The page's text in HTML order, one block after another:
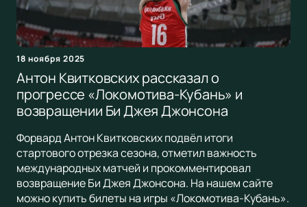
18 ноября 2025
Антон Квитковских рассказал о
прогрессе «Локомотива-Кубань» и
возвращении Би Джея Джонсона
Форвард Антон Квитковских подвёл итоги
стартового отрезка сезона, отметил важность
международных матчей и прокомментировал
возвращение Би Джея Джонсона. На нашем сайте
можно купить билеты на игры «Локомотива-Кубань».